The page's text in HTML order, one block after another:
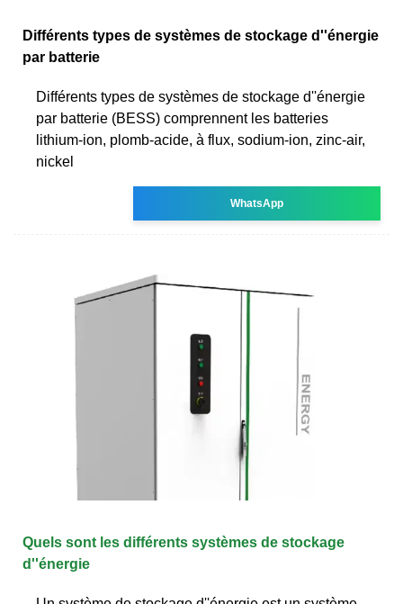
Différents types de systèmes de stockage d''énergie
par batterie
Différents types de systèmes de stockage d''énergie
par batterie (BESS) comprennent les batteries
lithium-ion, plomb-acide, à flux, sodium-ion, zinc-air,
nickel
WhatsApp
Quels sont les différents systèmes de stockage
d''énergie